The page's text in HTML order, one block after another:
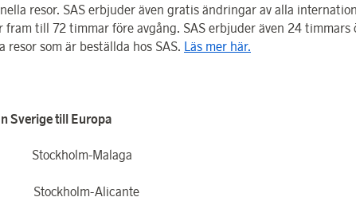
resor. SAS erbjuder även gratis ändringar av alla
fram till 72 timmar före avgång. SAS erbjuder även 24 timmars
resor som är beställda hos SAS. Läs mer här.
Sverige till Europa
Stockholm-Malaga
Stockholm-Alicante